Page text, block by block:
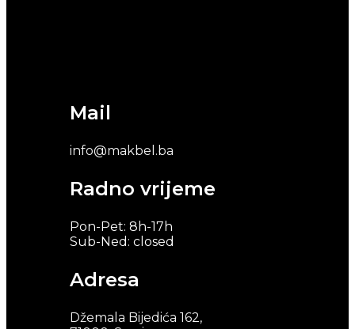
Mail
info@makbel.ba
Radno vrijeme
Pon-Pet: 8h-17h
Sub-Ned: closed
Adresa
Džemala Bijedića 162,